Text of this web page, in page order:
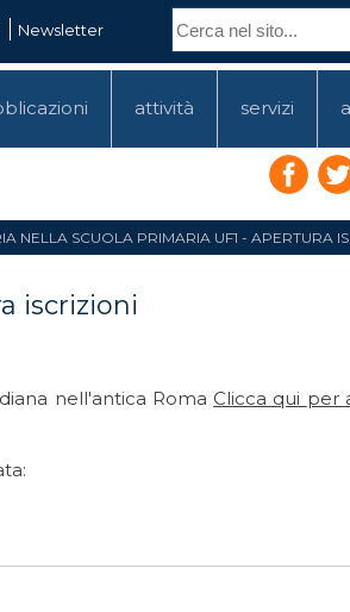
Newsletter
attività servizi
NELLA SCUOLA PRIMARIA UF1 - APERTURA
iscrizioni
nell'antica Roma Clicca qui per